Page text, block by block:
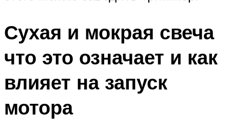
Сухая и мокрая свеча
что это означает и как
влияет на запуск
мотора